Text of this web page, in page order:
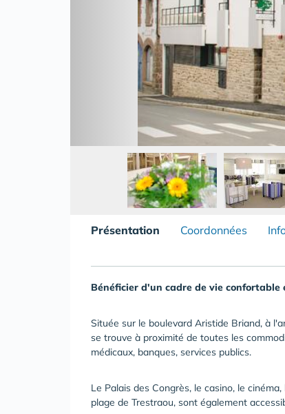
Présentation Coordonnées
Bénéficier d'un cadre de vie confortable
Située sur le boulevard Aristide Briand, à
se trouve à proximité de toutes les
médicaux, banques, services publics.
Le Palais des Congrès, le casino, le
plage de Trestraou, sont également